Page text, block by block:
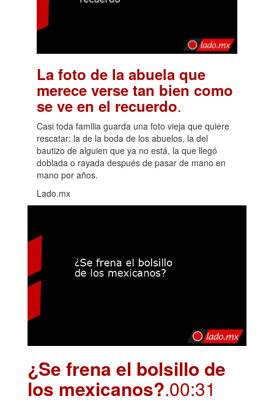
La foto de la abuela que
merece verse tan bien como
se ve en el recuerdo.
Casi toda familia guarda una foto vieja que quiere
rescatar: la de la boda de los abuelos, la del
bautizo de alguien que ya no está, la que llegó
doblada o rayada después de pasar de mano en
mano por años.
Lado.mx
¿Se frena el bolsillo de
los mexicanos?.00:31